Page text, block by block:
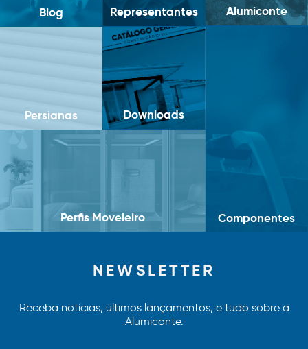
Alumiconte
Blog Representantes
Componentes
Persianas Downloads
Perfis Moveleiro
NEWSLETTER
Receba notícias, últimos lançamentos, e tudo sobre a
Alumiconte.